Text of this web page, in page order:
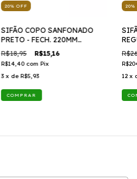
20%OFF
SIFÃO COPO SANFONADO
PRETO - FECH. 220MM
/ESTEND. 490MM SSUC3
R$18,95 R$15,16
R$14,40 com Pix
3 x de R$5,93
20%
12 x